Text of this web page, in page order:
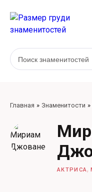
Главная Знаменитости
АКТРИСА,